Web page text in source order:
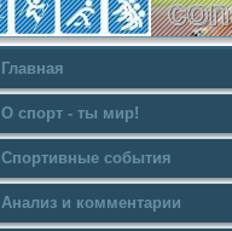
Главная
О спорт - ты мир!
Спортивные события
Анализ и комментарии